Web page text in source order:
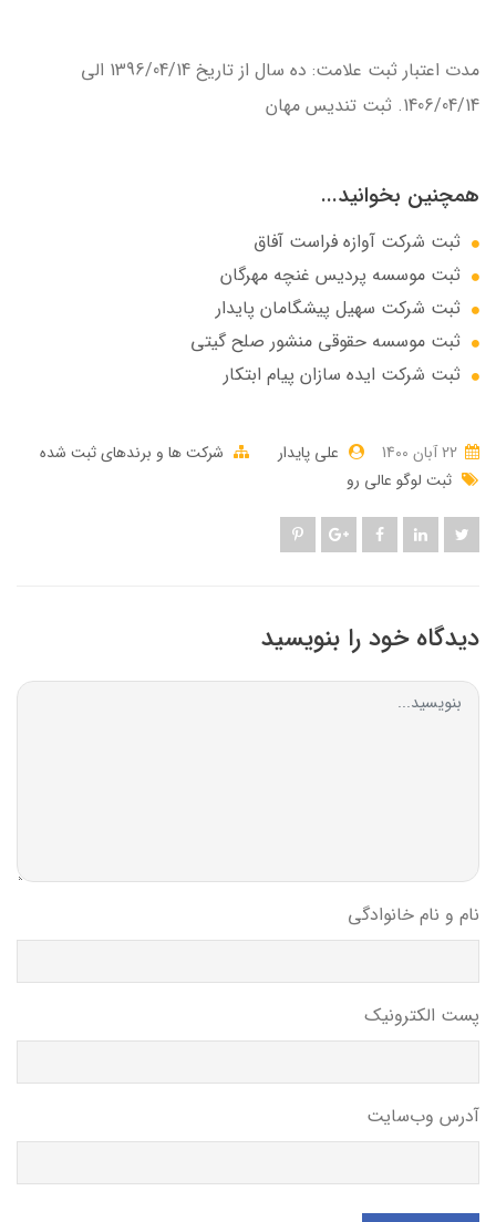
مدت اعتبار ثبت علامت: ده سال از تاريخ 1396/04/14 الي
1406/04/14. ثبت تندیس مهان
همچنین بخوانید...
ثبت شرکت آوازه فراست آفاق
ثبت موسسه پردیس غنچه مهرگان
ثبت شرکت سهيل پيشگامان پايدار
ثبت موسسه حقوقی منشور صلح گیتی
ثبت شرکت ایده سازان پیام ابتکار
علی پایدار
شرکت ها و برندهای ثبت شده
ثبت لوگو عالی رو
دیدگاه خود را بنویسید
نام و نام خانوادگی
پست الکترونیک
آدرس وب‌سایت